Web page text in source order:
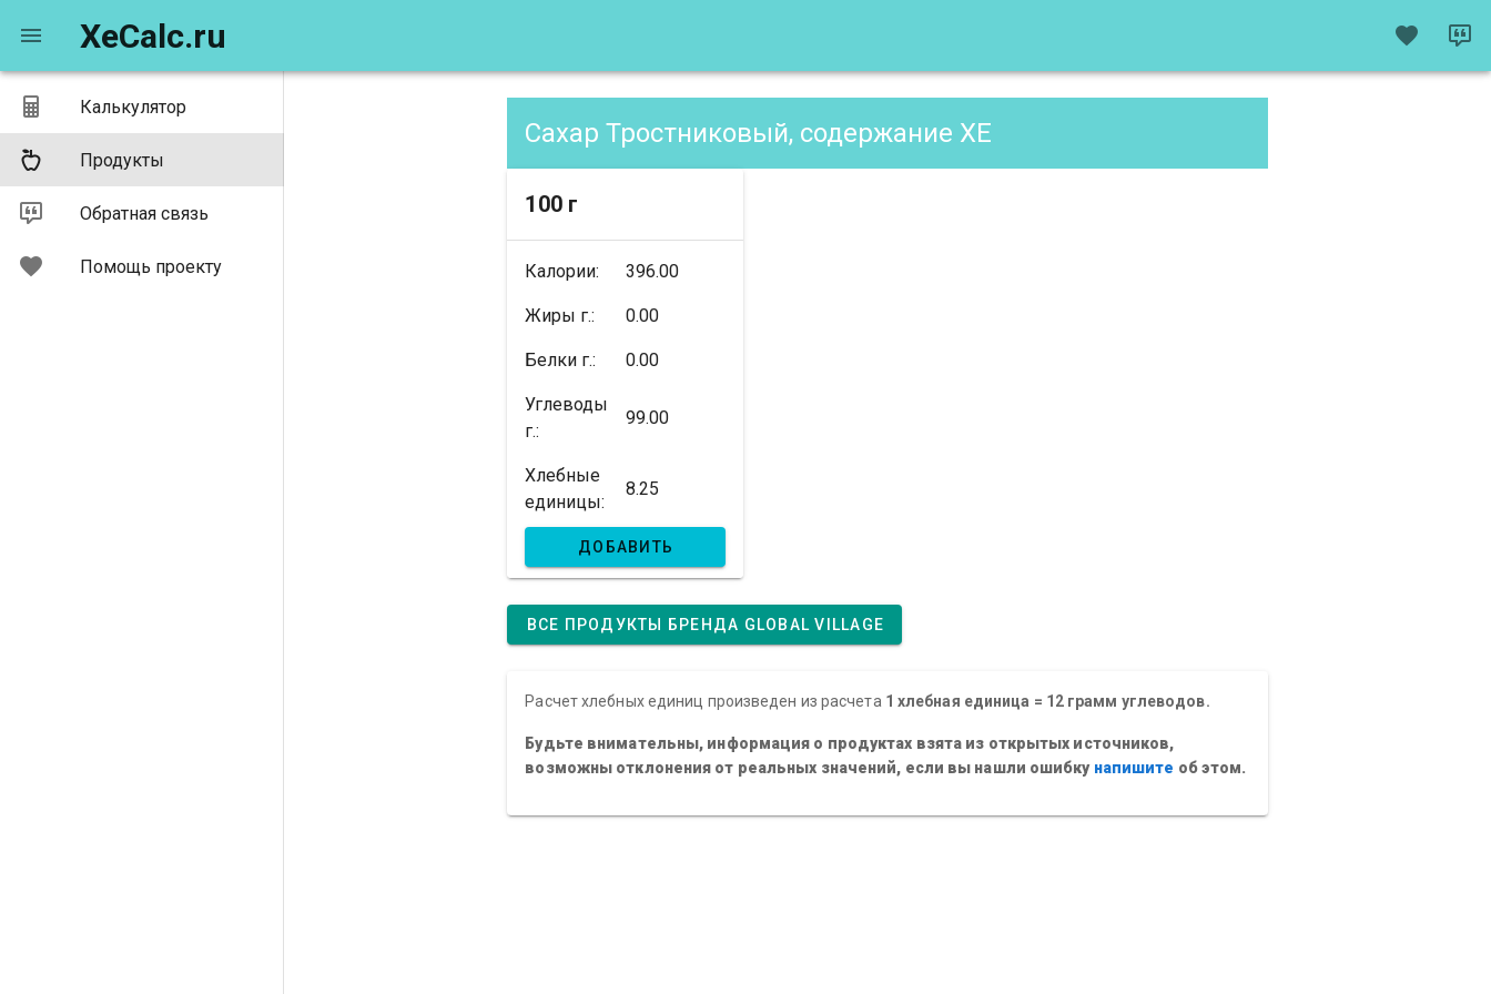
Калькулятор
Продукты
Обратная связь
Помощь проекту
XeCalc.ru
Сахар Тростниковый, содержание XE
100 г
Калории: 396.00
Жиры г.: 0.00
Белки г.: 0.00
Углеводы
г.:
99.00
Хлебные
единицы:
8.25
ДОБАВИТЬ
ВСЕ ПРОДУКТЫ БРЕНДА GLOBAL VILLAGE
Расчет хлебных единиц произведен из расчета 1 хлебная единица = 12 грамм углеводов.
Будьте внимательны, информация о продуктах взята из открытых источников,
возможны отклонения от реальных значений, если вы нашли ошибку напишите об этом.